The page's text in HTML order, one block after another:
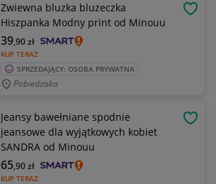
Zwiewna bluzka bluzeczka
Hiszpanka Modny print od Minouu
KUP TERAZ
39,90zł
SPRZEDAJĄCY: OSOBA PRYWATNA
Pobiedziska
Jeansy bawełniane spodnie
jeansowe dla wyjątkowych kobiet
SANDRA od Minouu
KUP TERAZ
65,90zł